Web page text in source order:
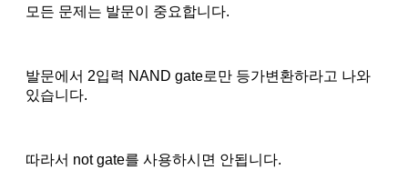
모든 문제는 발문이 중요합니다.
발문에서 2입력 NAND gate로만 등가변환하라고 나와
있습니다.
따라서 not gate를 사용하시면 안됩니다.